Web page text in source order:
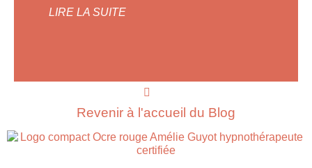
LIRE LA SUITE
Revenir à l'accueil du Blog